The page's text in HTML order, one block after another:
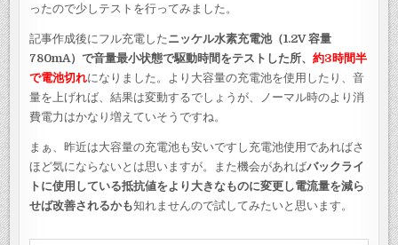
ったので少しテストを行ってみました。
記事作成後にフル充電したニッケル水素充電池（1.2V 容量
780mA）で音量最小状態で駆動時間をテストした所、約3時間半
で電池切れになりました。より大容量の充電池を使用したり、音
量を上げれば、結果は変動するでしょうが、ノーマル時のより消
費電力はかなり増えていそうですね。
まぁ、昨近は大容量の充電池も安いですし充電池使用であればさ
ほど気にならないとは思いますが。また機会があればバックライ
トに使用している抵抗値をより大きなものに変更し電流量を減ら
せば改善されるかも知れませんので試してみたいと思います。